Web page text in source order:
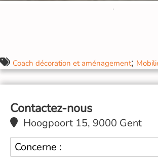
Coach décoration et aménagement;
Contactez-nous
Hoogpoort 15, 9000 Gent